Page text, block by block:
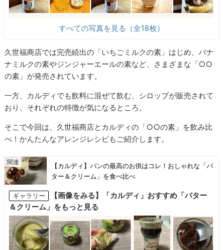
すべての写真を見る（全18枚）
久世福商店では完売続出の「いちごミルクの素」はじめ、バナ
ナミルクの素やジンジャーエールの素など、さまざまな「○○
の素」が発売されています。
一方、カルディでも飲料に混ぜて飲む、シロップが販売されて
おり、それぞれの特徴が気になるところ。
そこで今回は、久世福商店とカルディの「○○の素」を飲み比
べ！かんたんなアレンジレシピもご紹介します。
【カルディ】パンの最高のお供はコレ！おしゃれな「バ
ター＆クリーム」を食べ比べ
ギャラリー
【画像をみる】「カルディ」おすすめ「バター
＆クリーム」をもっと見る